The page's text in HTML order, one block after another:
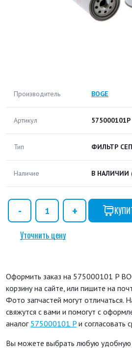
Производитель BOGE
Артикул 575000101P
Тип ФИЛЬТР
Наличие В НАЛИЧИИ
Уточнить цену
Оформить заказ на 575000101 P
корзину на сайте, или пишите на
Фото запчастей могут отличаться.
свяжутся с вами и помогут с
аналог 575000101 P и согласовать
Вы можете выбрать любую удобную